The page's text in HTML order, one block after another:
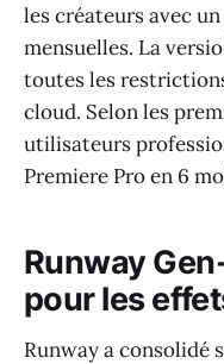
les créateurs avec
mensuelles. La
toutes les
cloud. Selon les
utilisateurs
Premiere Pro en 6
Runway
pour les
Runway a consolidé